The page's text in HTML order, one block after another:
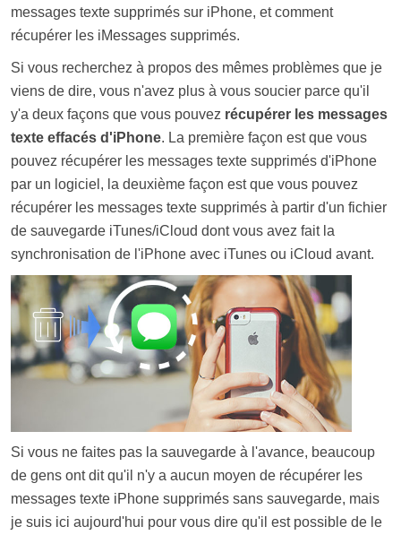
messages texte supprimés sur iPhone, et comment
récupérer les iMessages supprimés.
Si vous recherchez à propos des mêmes problèmes que je
viens de dire, vous n'avez plus à vous soucier parce qu'il
y'a deux façons que vous pouvez récupérer les messages
texte effacés d'iPhone. La première façon est que vous
pouvez récupérer les messages texte supprimés d'iPhone
par un logiciel, la deuxième façon est que vous pouvez
récupérer les messages texte supprimés à partir d'un fichier
de sauvegarde iTunes/iCloud dont vous avez fait la
synchronisation de l'iPhone avec iTunes ou iCloud avant.
Si vous ne faites pas la sauvegarde à l'avance, beaucoup
de gens ont dit qu'il n'y a aucun moyen de récupérer les
messages texte iPhone supprimés sans sauvegarde, mais
je suis ici aujourd'hui pour vous dire qu'il est possible de le